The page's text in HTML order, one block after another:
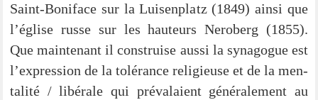
Saint-Boni­­face sur la Lui­sen­platz (1849) ain­si que
l’église rus­se sur les hauteurs Ner­oberg (1855).
Que main­ten­ant il con­strui­se aus­si la syn­ago­gue est
l’expression de la tolé­rance reli­gieu­se et de la men­
ta­li­té / libé­ra­le qui pré­va­lai­ent géné­ra­le­ment au